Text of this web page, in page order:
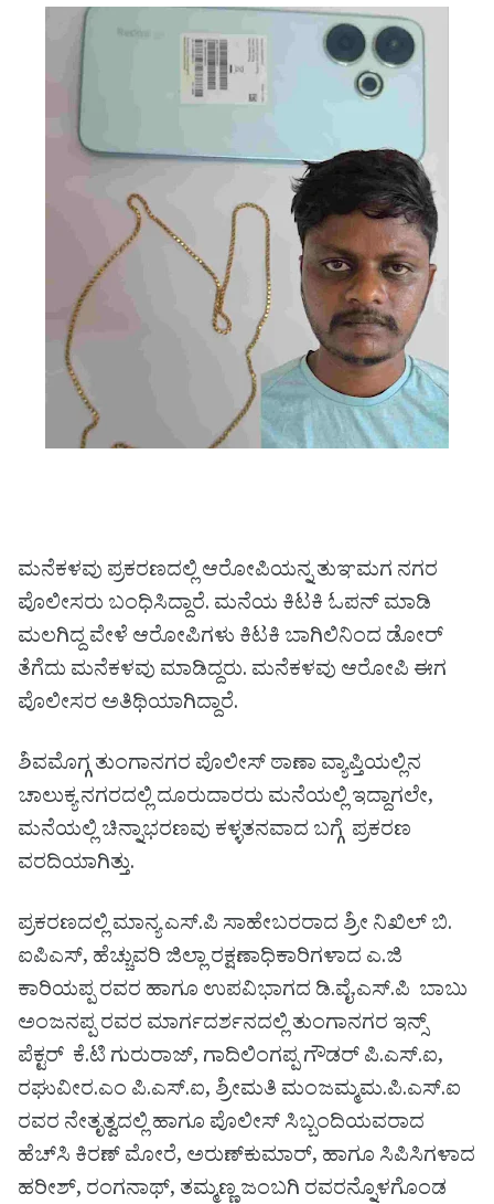
ಮನೆಕಳವು ಪ್ರಕರಣದಲ್ಲಿ ಆರೋಪಿಯನ್ನ ತುಞಮಗ ನಗರ
ಪೊಲೀಸರು ಬಂಧಿಸಿದ್ದಾರೆ. ಮನೆಯ ಕಿಟಕಿ ಓಪನ್ ಮಾಡಿ
ಮಲಗಿದ್ದ ವೇಳೆ ಆರೋಪಿಗಳು ಕಿಟಕಿ ಬಾಗಿಲಿನಿಂದ ಡೋರ್
ತೆಗೆದು ಮನೆಕಳವು ಮಾಡಿದ್ದರು. ಮನೆಕಳವು ಆರೋಪಿ ಈಗ
ಪೊಲೀಸರ ಅತಿಥಿಯಾಗಿದ್ದಾರೆ.
ಶಿವಮೊಗ್ಗ ತುಂಗಾನಗರ ಪೊಲೀಸ್ ಠಾಣಾ ವ್ಯಾಪ್ತಿಯಲ್ಲಿನ
ಚಾಲುಕ್ಯ ನಗರದಲ್ಲಿ ದೂರುದಾರರು‌ ಮನೆಯಲ್ಲಿ ಇದ್ದಾಗಲೇ,
ಮನೆಯಲ್ಲಿ ಚಿನ್ನಾಭರಣವು ಕಳ್ಳತನವಾದ ಬಗ್ಗೆ ಪ್ರಕರಣ
ವರದಿಯಾಗಿತ್ತು.
ಪ್ರಕರಣದಲ್ಲಿ ಮಾನ್ಯ ಎಸ್.ಪಿ ಸಾಹೇಬರರಾದ ಶ್ರೀ ನಿಖಿಲ್ ಬಿ.
ಐಪಿಎಸ್, ಹೆಚ್ಚುವರಿ ಜಿಲ್ಲಾ ರಕ್ಷಣಾಧಿಕಾರಿಗಳಾದ ಎ.ಜಿ
ಕಾರಿಯಪ್ಪ ರವರ ಹಾಗೂ ಉಪವಿಭಾಗದ ಡಿ.ವೈ.ಎಸ್.ಪಿ ಬಾಬು
ಅಂಜನಪ್ಪ ರವರ ಮಾರ್ಗದರ್ಶನದಲ್ಲಿ ತುಂಗಾನಗರ ಇನ್ಸ್
ಪೆಕ್ಟರ್ ಕೆ.ಟಿ ಗುರುರಾಜ್, ಗಾದಿಲಿಂಗಪ್ಪ ಗೌಡರ್ ಪಿ.ಎಸ್.ಐ,
ರಘುವೀರ.ಎಂ ಪಿ.ಎಸ್.ಐ, ಶ್ರೀಮತಿ ಮಂಜಮ್ಮಮ.ಪಿ.ಎಸ್.ಐ
ರವರ ನೇತೃತ್ವದಲ್ಲಿ ಹಾಗೂ ಪೊಲೀಸ್ ಸಿಬ್ಬಂದಿಯವರಾದ
ಹೆಚ್‌ಸಿ ಕಿರಣ್ ಮೋರೆ, ಅರುಣ್‌ಕುಮಾರ್, ಹಾಗೂ ಸಿಪಿಸಿಗಳಾದ
ಹರೀಶ್, ರಂಗನಾಥ್, ತಮ್ಮಣ್ಣ ಜಂಬಗಿ ರವರನ್ನೊಳಗೊಂಡ